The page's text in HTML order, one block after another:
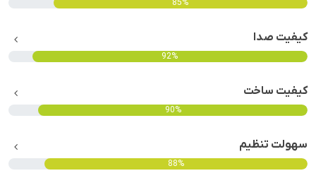
85%
کیفیت صدا
92%
کیفیت ساخت
90%
سهولت تنظیم
88%